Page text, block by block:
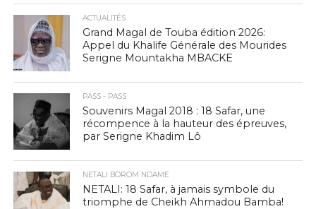
ACTUALITÉS
Grand Magal de Touba édition 2026:
Appel du Khalife Générale des Mourides
Serigne Mountakha MBACKE
PASS - PASS
Souvenirs Magal 2018 : 18 Safar, une
récompence à la hauteur des épreuves,
par Serigne Khadim Lô
NETALI BOROM NDAME
NETALI: 18 Safar, à jamais symbole du
triomphe de Cheikh Ahmadou Bamba!